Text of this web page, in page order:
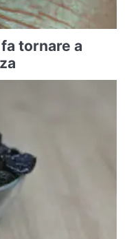
tornare a